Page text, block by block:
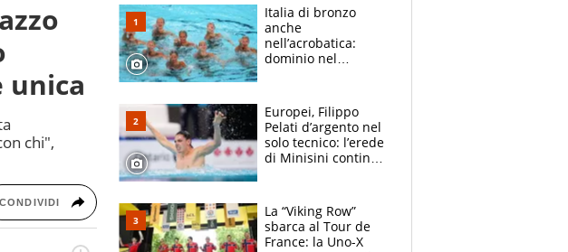
unica
chi",
CONDIVIDI
Italia di bronzo
anche
nell’acrobatica:
dominio nel
e compagni
continuare
Europei, Filippo
Pelati d’argento nel
solo tecnico: l’erede
di Minisini continua
mirino
La “Viking Row”
sbarca al Tour de
France: la Uno-X